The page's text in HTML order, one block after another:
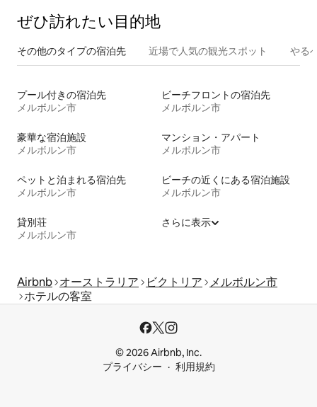
ぜひ訪⁠れ⁠た⁠い目⁠的⁠地
その他のタ⁠イ⁠プ⁠の宿⁠泊⁠先 近場で人気の観光スポット やる
プール付きの宿泊先
メルボルン市
ビーチフロントの宿泊先
メルボルン市
豪華な宿泊施設
メルボルン市
マンション・アパート
メルボルン市
ペットと泊まれる宿泊先
メルボルン市
ビーチの近くにある宿泊施設
メルボルン市
貸別荘
メルボルン市
さらに表示
Airbnb オーストラリア ビクトリア メルボルン市
ホテルの客室
© 2026 Airbnb, Inc.
プライバシー
利用規約